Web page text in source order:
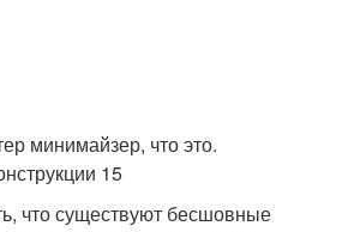
что существуют бесшовные